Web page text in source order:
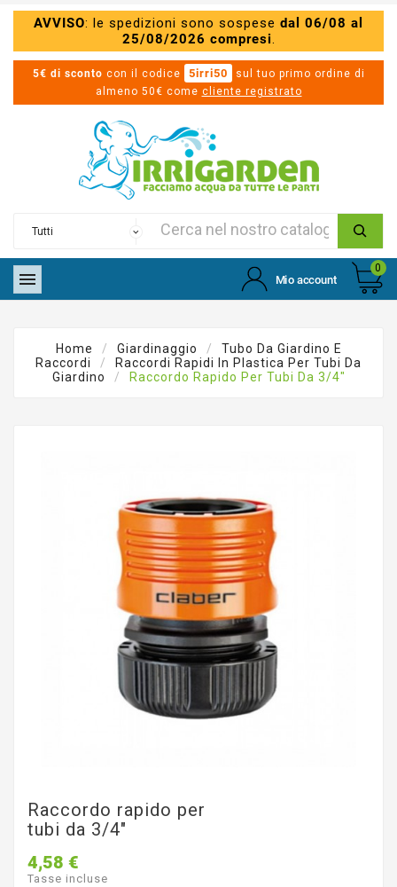
AVVISO: le spedizioni sono sospese dal 06/08 al
25/08/2026 compresi.
5€ di sconto con il codice 5irri50
sul tuo primo ordine di
almeno 50€ come cliente registrato
 Mio account
0
Home Giardinaggio
Tubo Da Giardino E
Raccordi
Raccordi Rapidi In Plastica Per Tubi Da
Giardino
Raccordo Rapido Per Tubi Da 3/4"
Raccordo rapido per
tubi da 3/4"
4,58 €
Tasse incluse